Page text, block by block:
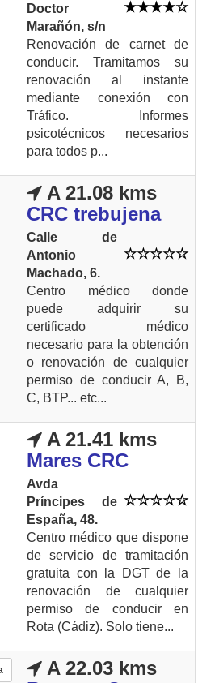
Doctor
Marañón, s/n
Renovación de carnet de
conducir. Tramitamos su
renovación al instante
mediante conexión con
Tráfico. Informes
psicotécnicos necesarios
para todos p...
A 21.08 kms
CRC trebujena
Calle de
Antonio
Machado, 6.
Centro médico donde
puede adquirir su
certificado médico
necesario para la obtención
o renovación de cualquier
permiso de conducir A, B,
C, BTP... etc...
A 21.41 kms
Mares CRC
Avda
Príncipes de
España, 48.
Centro médico que dispone
de servicio de tramitación
gratuita con la DGT de la
renovación de cualquier
permiso de conducir en
Rota (Cádiz). Solo tiene...
A 22.03 kms